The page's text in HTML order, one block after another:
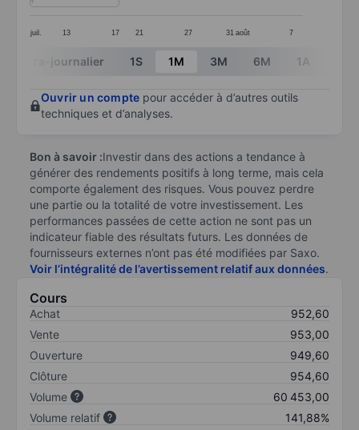
juil. 13 17 21 27 31 août 7
End of interactive chart.
Intra-journalier 1S 1M 3M 6M 1A
Ouvrir un compte pour accéder à d’autres outils
techniques et d’analyses.
Bon à savoir :Investir dans des actions a tendance à
générer des rendements positifs à long terme, mais cela
comporte également des risques. Vous pouvez perdre
une partie ou la totalité de votre investissement. Les
performances passées de cette action ne sont pas un
indicateur fiable des résultats futurs. Les données de
fournisseurs externes n’ont pas été modifiées par Saxo.
Voir l’intégralité de l’avertissement relatif aux données.
Cours
Achat
952,60
Vente
953,00
Ouverture
949,60
Clôture
954,60
Volume
60 453,00
Volume relatif
141,88%